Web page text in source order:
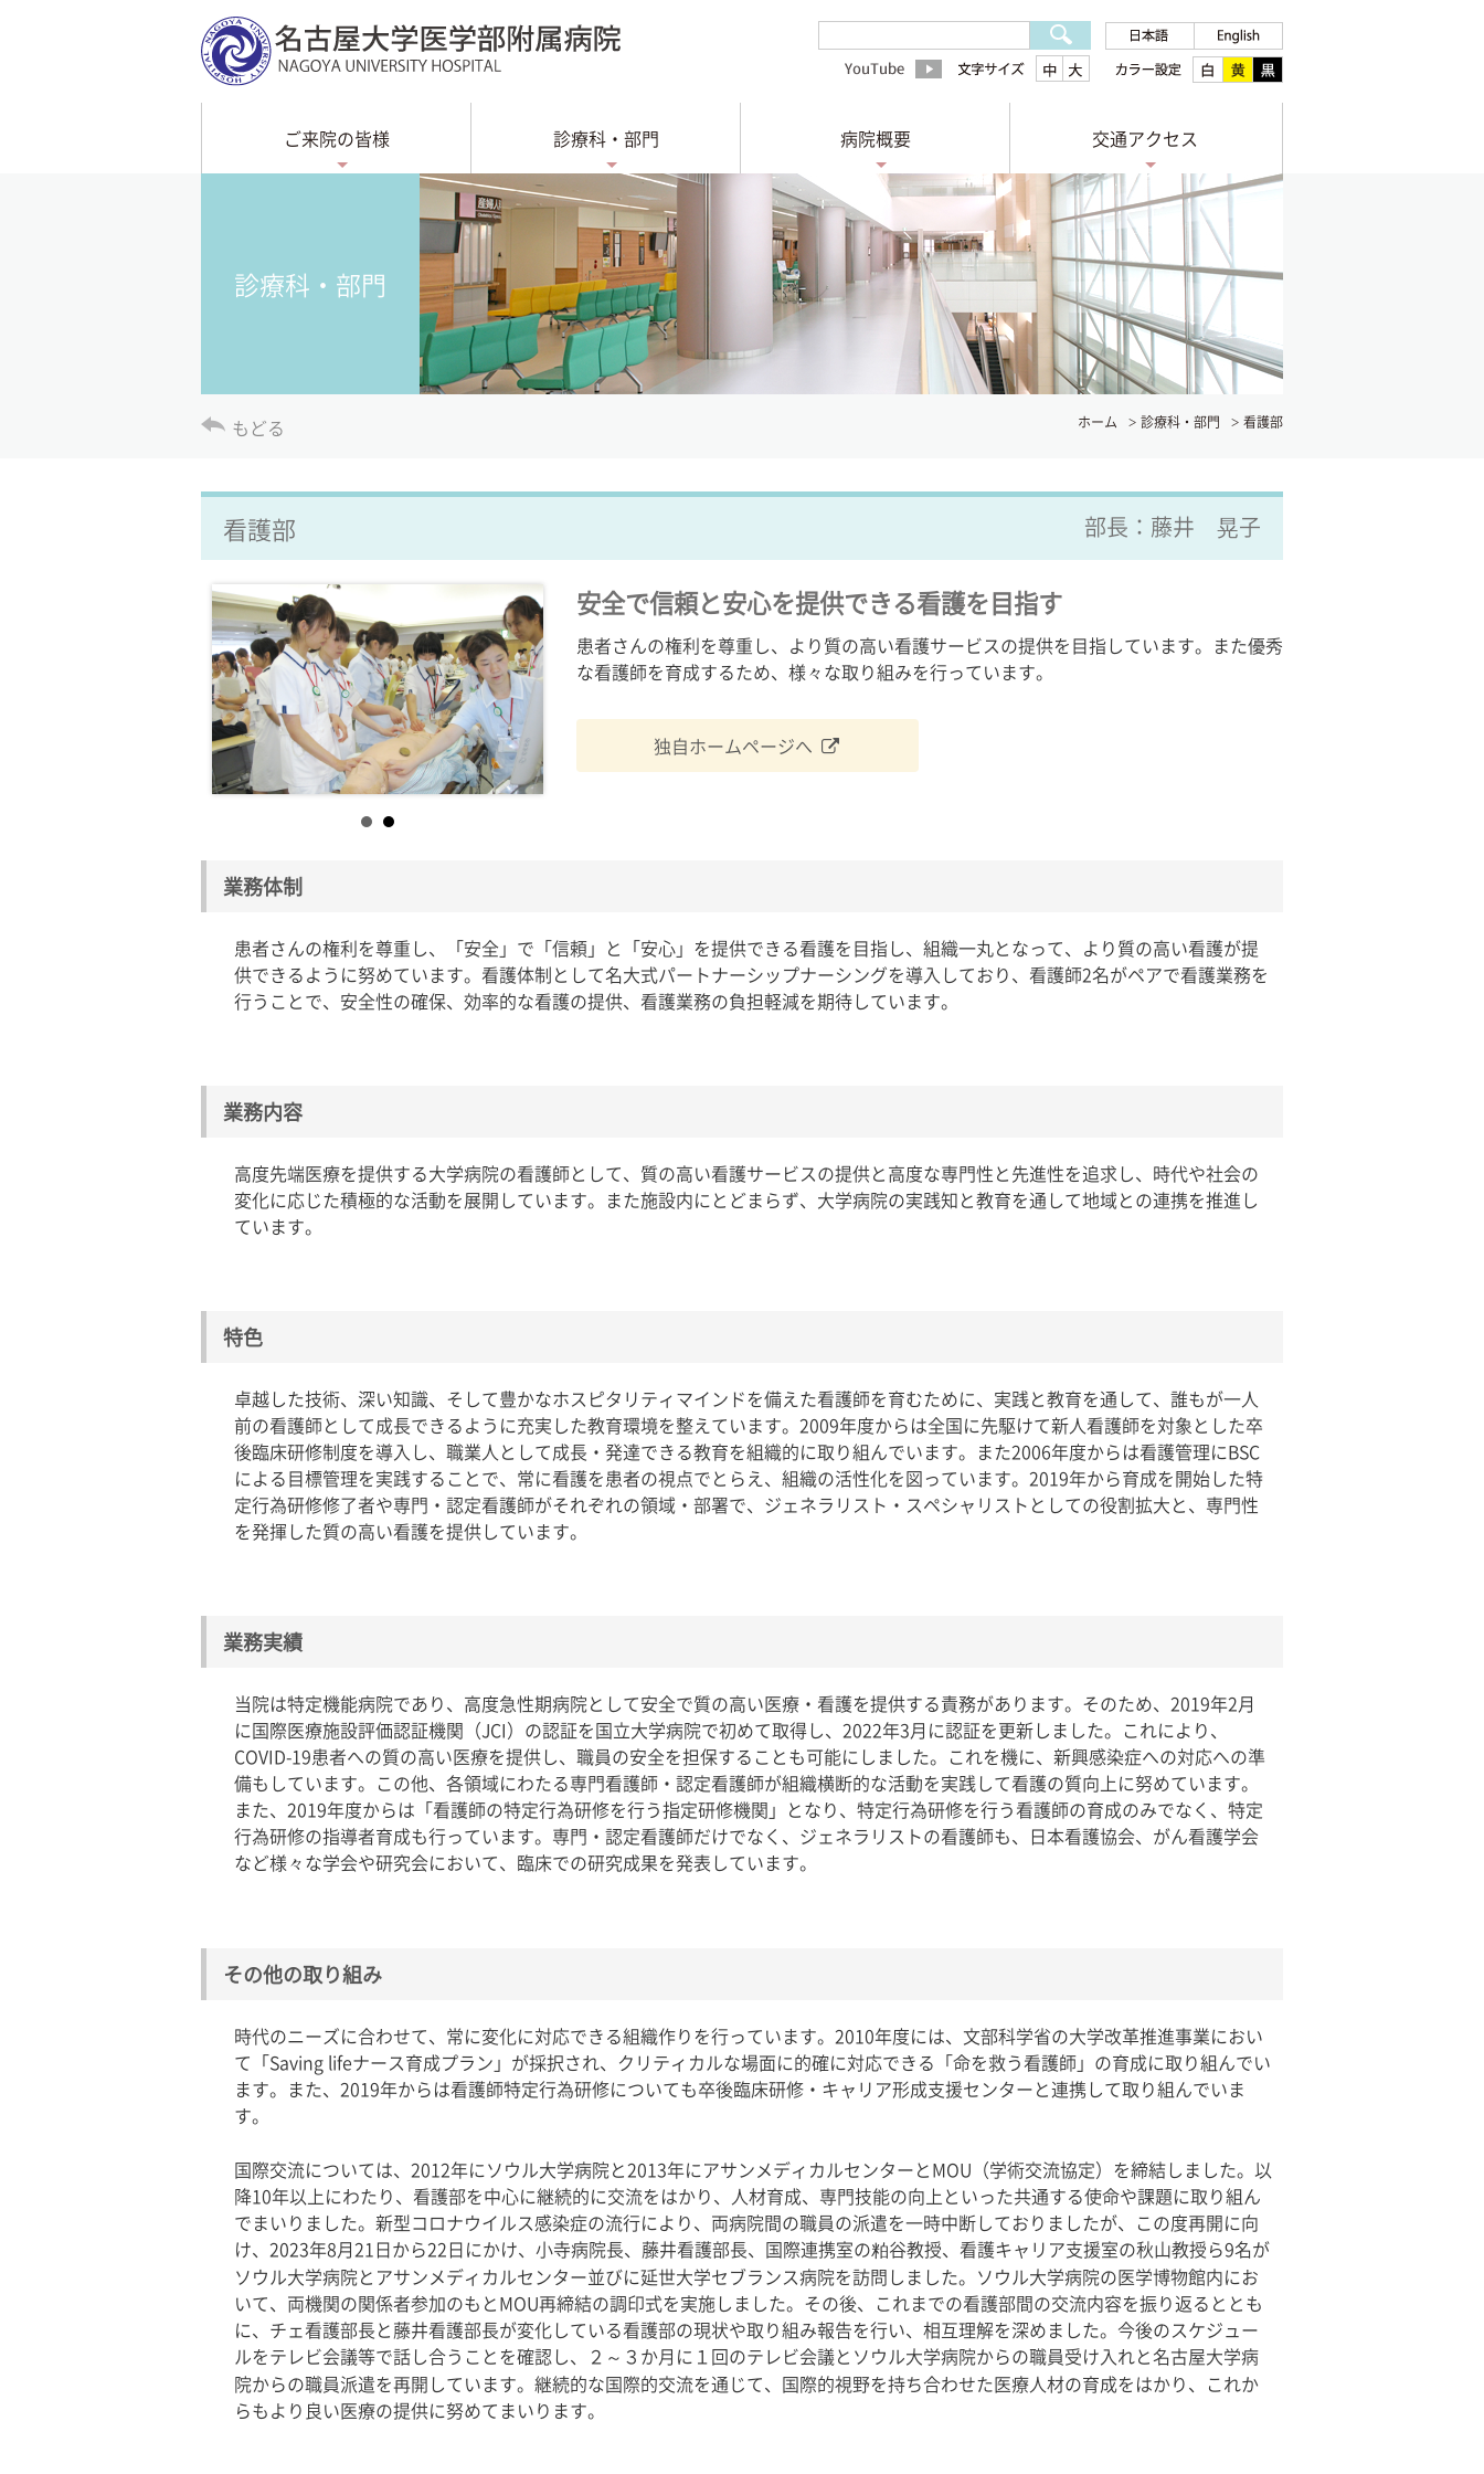
ご来院の皆様 診療科・部門 病院概要 交通アクセス
診療科・部門
もどる ホーム 診療科・部門 看護部
看護部 部長：藤井 晃子
安全で信頼と安心を提供できる看護を目指す
患者さんの権利を尊重し、より質の高い看護サービスの提供を目指しています。また優秀
な看護師を育成するため、様々な取り組みを行っています。
独自ホームページへ
業務体制
患者さんの権利を尊重し、「安全」で「信頼」と「安心」を提供できる看護を目指し、組織一丸となって、より質の高い看護が提
供できるように努めています。看護体制として名大式パートナーシップナーシングを導入しており、看護師2名がペアで看護業務を
行うことで、安全性の確保、効率的な看護の提供、看護業務の負担軽減を期待しています。
業務内容
高度先端医療を提供する大学病院の看護師として、質の高い看護サービスの提供と高度な専門性と先進性を追求し、時代や社会の
変化に応じた積極的な活動を展開しています。また施設内にとどまらず、大学病院の実践知と教育を通して地域との連携を推進し
ています。
特色
卓越した技術、深い知識、そして豊かなホスピタリティマインドを備えた看護師を育むために、実践と教育を通して、誰もが一人
前の看護師として成長できるように充実した教育環境を整えています。2009年度からは全国に先駆けて新人看護師を対象とした卒
後臨床研修制度を導入し、職業人として成長・発達できる教育を組織的に取り組んでいます。また2006年度からは看護管理にBSC
による目標管理を実践することで、常に看護を患者の視点でとらえ、組織の活性化を図っています。2019年から育成を開始した特
定行為研修修了者や専門・認定看護師がそれぞれの領域・部署で、ジェネラリスト・スペシャリストとしての役割拡大と、専門性
を発揮した質の高い看護を提供しています。
業務実績
当院は特定機能病院であり、高度急性期病院として安全で質の高い医療・看護を提供する責務があります。そのため、2019年2月
に国際医療施設評価認証機関（JCI）の認証を国立大学病院で初めて取得し、2022年3月に認証を更新しました。これにより、
COVID-19患者への質の高い医療を提供し、職員の安全を担保することも可能にしました。これを機に、新興感染症への対応への準
備もしています。この他、各領域にわたる専門看護師・認定看護師が組織横断的な活動を実践して看護の質向上に努めています。
また、2019年度からは「看護師の特定行為研修を行う指定研修機関」となり、特定行為研修を行う看護師の育成のみでなく、特定
行為研修の指導者育成も行っています。専門・認定看護師だけでなく、ジェネラリストの看護師も、日本看護協会、がん看護学会
など様々な学会や研究会において、臨床での研究成果を発表しています。
その他の取り組み
時代のニーズに合わせて、常に変化に対応できる組織作りを行っています。2010年度には、文部科学省の大学改革推進事業におい
て「Saving lifeナース育成プラン」が採択され、クリティカルな場面に的確に対応できる「命を救う看護師」の育成に取り組んでい
ます。また、2019年からは看護師特定行為研修についても卒後臨床研修・キャリア形成支援センターと連携して取り組んでいま
す。
国際交流については、 2012年にソウル大学病院と2013年にアサンメディカルセンターとMOU （学術交流協定）を締結しました。以
降10年以上にわたり、看護部を中心に継続的に交流をはかり、人材育成、専門技能の向上といった共通する使命や課題に取り組ん
でまいりました。新型コロナウイルス感染症の流行により、両病院間の職員の派遣を一時中断しておりましたが、この度再開に向
け、 2023年8月21日から22日にかけ、小寺病院長、藤井看護部長、国際連携室の粕谷教授、看護キャリア支援室の秋山教授ら9名が
ソウル大学病院とアサンメディカルセンター並びに延世大学セブランス病院を訪問しました。ソウル大学病院の医学博物館内にお
いて、両機関の関係者参加のもとMOU再締結の調印式を実施しました。その後、これまでの看護部間の交流内容を振り返るととも
に、チェ看護部長と藤井看護部長が変化している看護部の現状や取り組み報告を行い、相互理解を深めました。今後のスケジュー
ルをテレビ会議等で話し合うことを確認し、２～３か月に１回のテレビ会議とソウル大学病院からの職員受け入れと名古屋大学病
院からの職員派遣を再開しています。継続的な国際的交流を通じて、国際的視野を持ち合わせた医療人材の育成をはかり、これか
らもより良い医療の提供に努めてまいります。